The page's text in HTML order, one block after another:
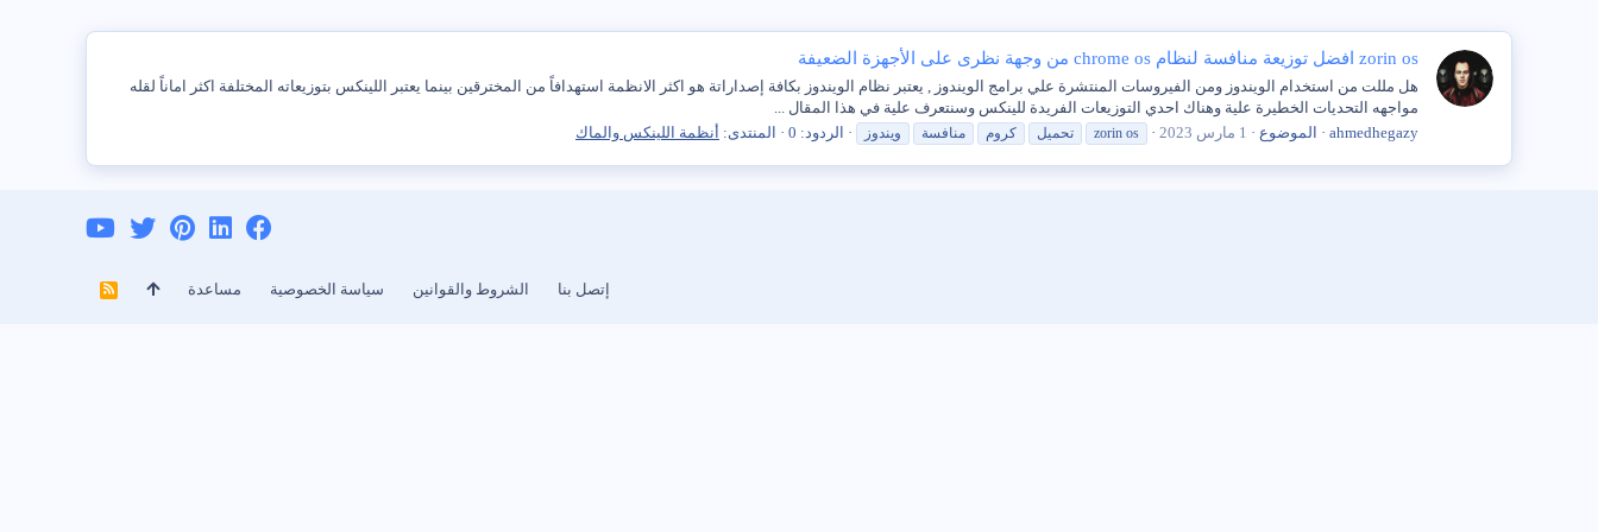
zorin os افضل توزيعة منافسة لنظام chrome os من وجهة نظرى على الأجهزة الضعيفة
هل مللت من استخدام الويندوز ومن الفيروسات المنتشرة علي برامج الويندوز , يعتبر نظام الويندوز بكافة إصداراتة هو اكثر الانظمة استهدافاً من المخترقين بينما يعتبر اللينكس بتوزيعاته المختلفة اكثر اماناً لقله
مواجهه التحديات الخطيرة علية وهناك احدي التوزيعات الفريدة للينكس وسنتعرف علية في هذا المقال ...
ahmedhegazy
الموضوع 1 مارس 2023 zorin os تحميل كروم منافسة ويندوز الردود: 0 المنتدى: أنظمة اللينكس والماك
إتصل بنا الشروط والقوانين سياسة الخصوصية مساعدة
R